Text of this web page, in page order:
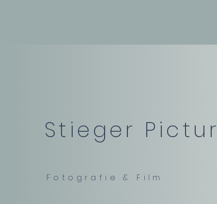
Stieger
Fotografie & Film